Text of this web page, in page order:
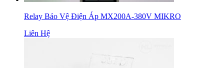
Relay Bảo Vệ Điện Áp MX200A-380V MIKRO
Liên Hệ